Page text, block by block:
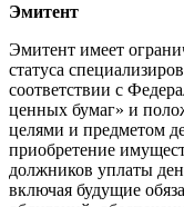
Эмитент
Эмитент имеет
статуса
соответствии с
ценных бумаг» и
целями и предметом
приобретение
должников уплаты
включая будущие